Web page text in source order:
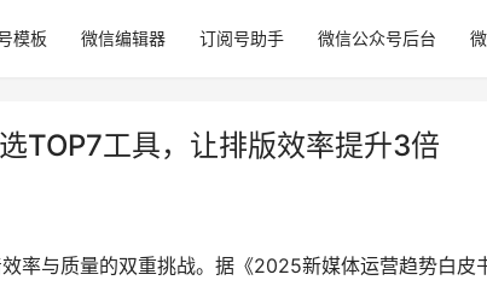
模板 微信编辑器 订阅号助手 微信公众号后台
TOP7工具，让排版效率提升3倍
率与质量的双重挑战。据《2025新媒体运营趋势白皮